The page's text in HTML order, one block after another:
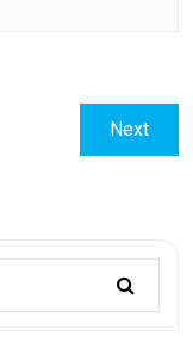
NextNext
post: